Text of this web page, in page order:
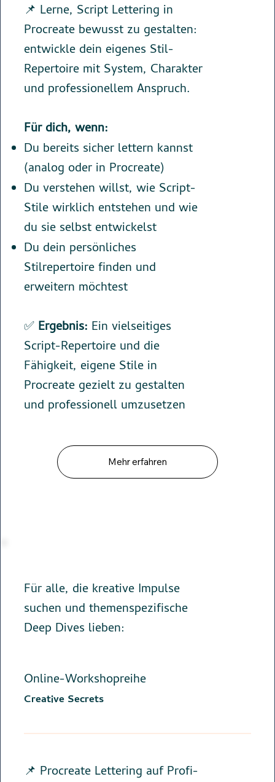
📌 Lerne, Script Lettering in
Procreate bewusst zu gestalten:
entwickle dein eigenes Stil-
Repertoire mit System, Charakter
und professionellem Anspruch.
Für dich, wenn:
Du bereits sicher lettern kannst
(analog oder in Procreate)
Du verstehen willst, wie Script-
Stile wirklich entstehen und wie
du sie selbst entwickelst
Du dein persönliches
Stilrepertoire finden und
erweitern möchtest
✅ Ergebnis: Ein vielseitiges
Script-Repertoire und die
Fähigkeit, eigene Stile in
Procreate gezielt zu gestalten
und professionell umzusetzen
Mehr erfahren
Für alle, die kreative Impulse
suchen und themenspezifische
Deep Dives lieben:
Online-Workshopreihe
Creative Secrets
📌 Procreate Lettering auf Profi-